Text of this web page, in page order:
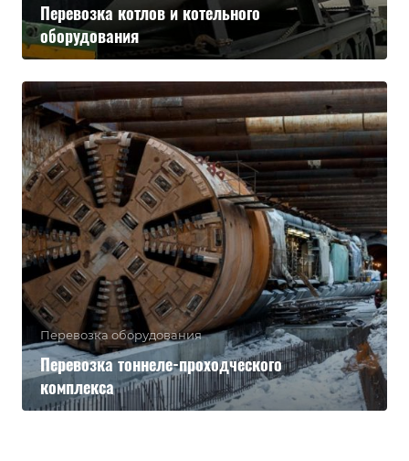
Перевозка котлов и котельного
оборудования
Перевозка оборудования
Перевозка тоннеле-проходческого
комплекса